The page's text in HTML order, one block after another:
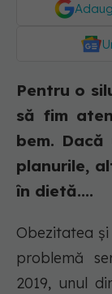
Pentru o
să fim
bem.
planurile,
în dietă....
Obezitatea
problemă
2019, unul